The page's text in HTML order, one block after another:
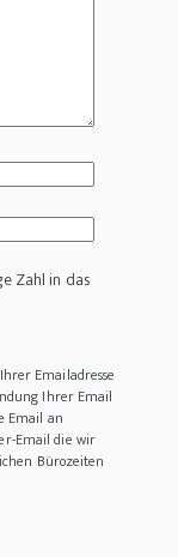
Zahl in das
Emailadresse
Ihrer Email
Email an
Email die wir
Bürozeiten